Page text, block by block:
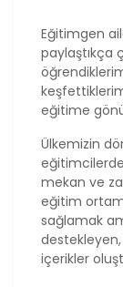
Eğitimgen
paylaştıkça
eğitime
Ülkemizin
mekan ve
eğitim
sağlamak
içerikler